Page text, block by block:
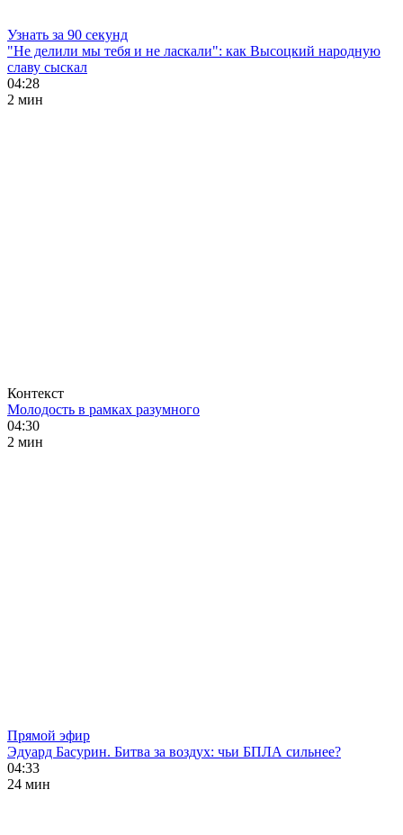
Узнать за 90 секунд
"Не делили мы тебя и не ласкали": как Высоцкий народную
славу сыскал
04:28
2 мин
Контекст
Молодость в рамках разумного
04:30
2 мин
Прямой эфир
Эдуард Басурин. Битва за воздух: чьи БПЛА сильнее?
04:33
24 мин